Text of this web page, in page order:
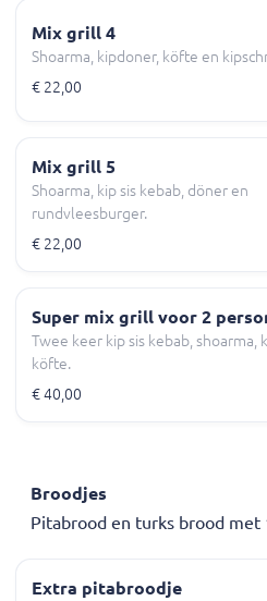
Mix grill 4
Shoarma, kipdoner, köfte en
€ 22,00
Mix grill 5
Shoarma, kip sis kebab, döner en
rundvleesburger.
€ 22,00
Super mix grill voor 2
Twee keer kip sis kebab, shoarma,
köfte.
€ 40,00
Broodjes
Pitabrood en turks brood met
Extra pitabroodje